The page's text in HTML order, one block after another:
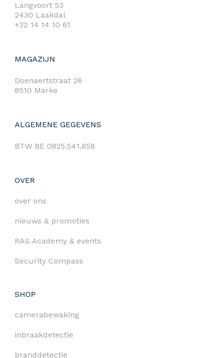
Langvoort 53
2430 Laakdal
+32 14 14 10 61
MAGAZIJN
Doenaertstraat 26
8510 Marke
ALGEMENE GEGEVENS
BTW BE 0825.541.858
OVER
over ons
nieuws & promoties
RAS Academy & events
Security Compass
SHOP
camerabewaking
inbraakdetectie
branddetectie